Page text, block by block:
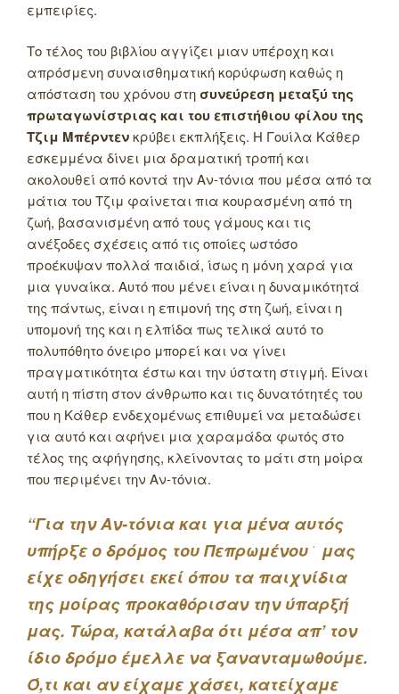
εμπειρίες.
Το τέλος του βιβλίου αγγίζει μιαν υπέροχη και
απρόσμενη συναισθηματική κορύφωση καθώς η
απόσταση του χρόνου στη συνεύρεση μεταξύ της
πρωταγωνίστριας και του επιστήθιου φίλου της
Τζιμ Μπέρντενκρύβει εκπλήξεις. Η Γουίλα Κάθερ
εσκεμμένα δίνει μια δραματική τροπή και
ακολουθεί από κοντά την Αν-τόνια που μέσα από τα
μάτια του Τζιμ φαίνεται πια κουρασμένη από τη
ζωή, βασανισμένη από τους γάμους και τις
ανέξοδες σχέσεις από τις οποίες ωστόσο
προέκυψαν πολλά παιδιά, ίσως η μόνη χαρά για
μια γυναίκα. Αυτό που μένει είναι η δυναμικότητά
της πάντως, είναι η επιμονή της στη ζωή, είναι η
υπομονή της και η ελπίδα πως τελικά αυτό το
πολυπόθητο όνειρο μπορεί και να γίνει
πραγματικότητα έστω και την ύστατη στιγμή. Είναι
αυτή η πίστη στον άνθρωπο και τις δυνατότητές του
που η Κάθερ ενδεχομένως επιθυμεί να μεταδώσει
για αυτό και αφήνει μια χαραμάδα φωτός στο
τέλος της αφήγησης, κλείνοντας το μάτι στη μοίρα
που περιμένει την Αν-τόνια.
“Για την Αν-τόνια και για μένα αυτός
υπήρξε ο δρόμος του Πεπρωμένου ͘ μας
είχε οδηγήσει εκεί όπου τα παιχνίδια
της μοίρας προκαθόρισαν την ύπαρξή
μας. Τώρα, κατάλαβα ότι μέσα απ’ τον
ίδιο δρόμο έμελλε να ξανανταμωθούμε.
Ό,τι και αν είχαμε χάσει, κατείχαμε